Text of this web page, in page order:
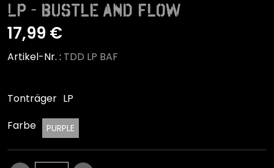
LP - Bustle And Flow
17,99 €
Artikel-Nr. : TDD LP BAF
Tonträger LP
Farbe
PURPLE